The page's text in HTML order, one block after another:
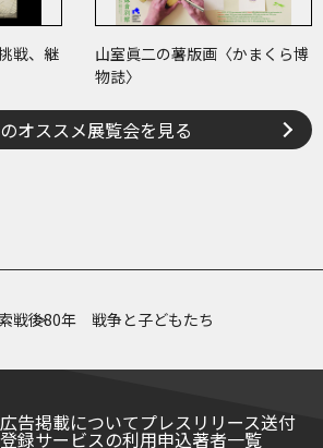
戦、継
山室眞二の薯版画〈かまくら博
物誌〉
オススメ展覧会を見る
戦後80年 戦争と子どもたち
広告掲載についてプレスリリース送付
録サービスの利用申込著者一覧